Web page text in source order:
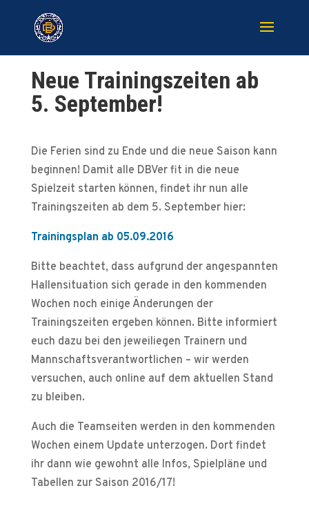
Neue Trainingszeiten ab
5. September!
Die Ferien sind zu Ende und die neue Saison kann
beginnen! Damit alle DBVer fit in die neue
Spielzeit starten können, findet ihr nun alle
Trainingszeiten ab dem 5. September hier:
Trainingsplan ab 05.09.2016
Bitte beachtet, dass aufgrund der angespannten
Hallensituation sich gerade in den kommenden
Wochen noch einige Änderungen der
Trainingszeiten ergeben können. Bitte informiert
euch dazu bei den jeweiliegen Trainern und
Mannschaftsverantwortlichen – wir werden
versuchen, auch online auf dem aktuellen Stand
zu bleiben.
Auch die Teamseiten werden in den kommenden
Wochen einem Update unterzogen. Dort findet
ihr dann wie gewohnt alle Infos, Spielpläne und
Tabellen zur Saison 2016/17!